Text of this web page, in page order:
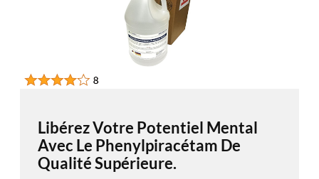
Libérez Votre Potentiel Mental
Avec Le Phenylpiracétam De
Qualité Supérieure.